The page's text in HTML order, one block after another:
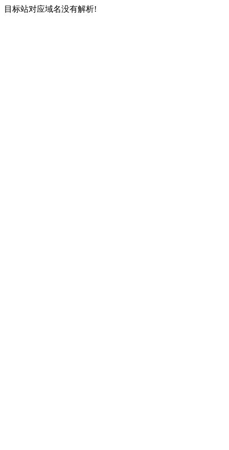
目标站对应域名没有解析!